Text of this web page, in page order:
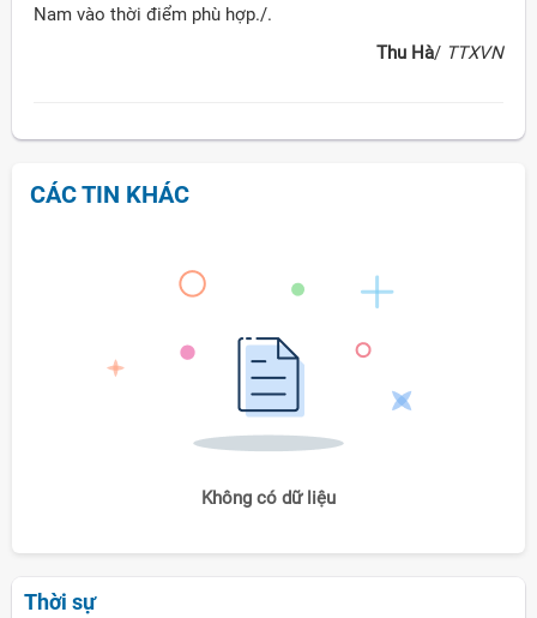
Nam vào thời điểm phù hợp./.
Thu Hà/ TTXVN
CÁC TIN KHÁC
Không có dữ liệu
Thời sự